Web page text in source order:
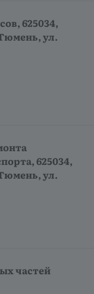
625034,
ул.
625034,
ул.
частей